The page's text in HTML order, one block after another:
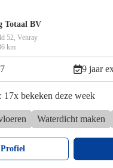
Totaal BV
52, Venray
km
9 jaar
17x bekeken deze week
Waterdicht maken
Profiel